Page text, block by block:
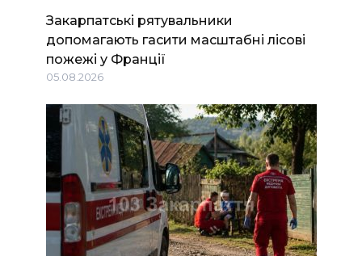
Закарпатські рятувальники
допомагають гасити масштабні лісові
пожежі у Франції
05.08.2026